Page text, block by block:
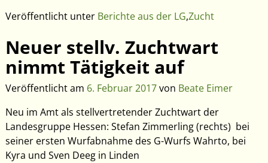
Veröffentlicht unter Berichte aus der LG,Zucht
Neuer stellv. Zuchtwart
nimmt Tätigkeit auf
Veröffentlicht am 6. Februar 2017von Beate Eimer
Neu im Amt als stellvertretender Zuchtwart der
Landesgruppe Hessen: Stefan Zimmerling (rechts) bei
seiner ersten Wurfabnahme des G-Wurfs Wahrto, bei
Kyra und Sven Deeg in Linden